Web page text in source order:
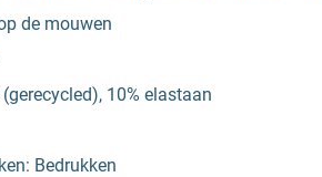
de mouwen
10% elastaan
Bedrukken